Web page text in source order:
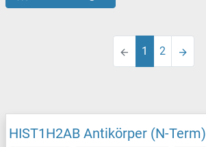
1 2
HIST1H2AB Antikörper (N-Term)